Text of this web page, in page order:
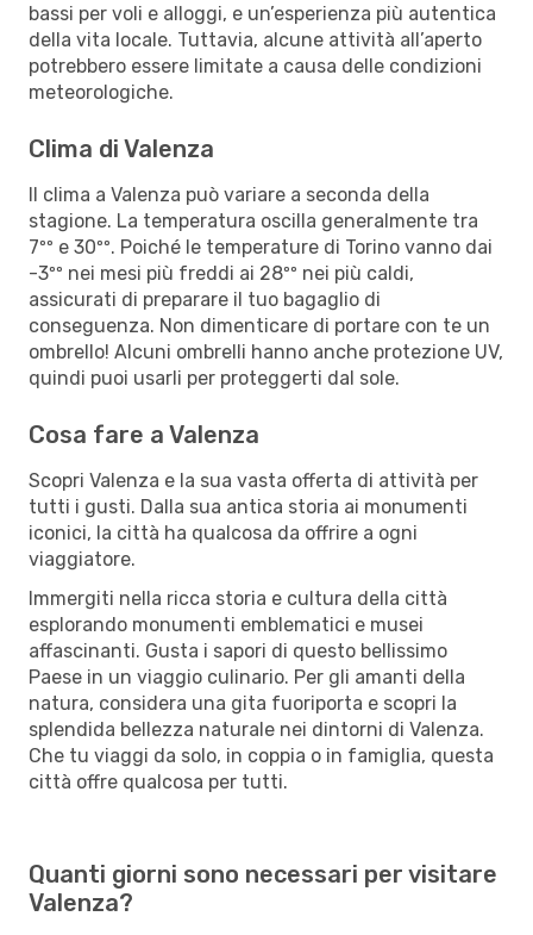
bassi per voli e alloggi, e un’esperienza più autentica
della vita locale. Tuttavia, alcune attività all’aperto
potrebbero essere limitate a causa delle condizioni
meteorologiche.
Clima di Valenza
Il clima a Valenza può variare a seconda della
stagione. La temperatura oscilla generalmente tra
7ºº e 30ºº. Poiché le temperature di Torino vanno dai
-3ºº nei mesi più freddi ai 28ºº nei più caldi,
assicurati di preparare il tuo bagaglio di
conseguenza. Non dimenticare di portare con te un
ombrello! Alcuni ombrelli hanno anche protezione UV,
quindi puoi usarli per proteggerti dal sole.
Cosa fare a Valenza
Scopri Valenza e la sua vasta offerta di attività per
tutti i gusti. Dalla sua antica storia ai monumenti
iconici, la città ha qualcosa da offrire a ogni
viaggiatore.
Immergiti nella ricca storia e cultura della città
esplorando monumenti emblematici e musei
affascinanti. Gusta i sapori di questo bellissimo
Paese in un viaggio culinario. Per gli amanti della
natura, considera una gita fuoriporta e scopri la
splendida bellezza naturale nei dintorni di Valenza.
Che tu viaggi da solo, in coppia o in famiglia, questa
città offre qualcosa per tutti.
Quanti giorni sono necessari per visitare
Valenza?